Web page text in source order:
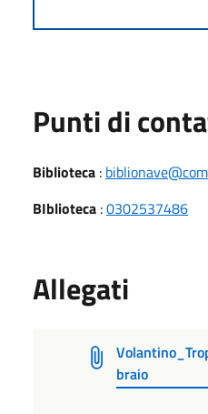
Punti di
Biblioteca :
BIblioteca :0302537486
Allegati
braio